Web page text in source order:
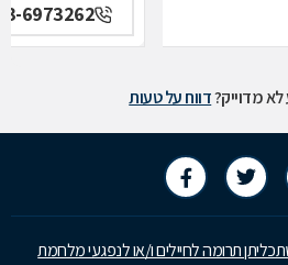
6973262
מדוייק?דווח על טעות
תרומה לחיילים ו/או לנפגעי מלחמת